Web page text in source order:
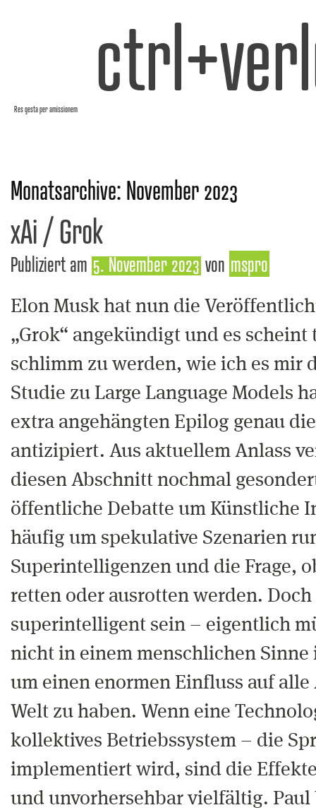
Res gesta per amissionem
Monatsarchive:November 2023
xAi / Grok
Publiziert am 5. November 2023 von mspro
Elon Musk hat nun die
„Grok“ angekündigt und es scheint
schlimm zu werden, wie ich es mir
Studie zu Large Language Models
extra angehängten Epilog genau
antizipiert. Aus aktuellem Anlass
diesen Abschnitt nochmal
öffentliche Debatte um Künstliche
häufig um spekulative Szenarien
Superintelligenzen und die Frage,
retten oder ausrotten werden.
superintelligent sein – eigentlich
nicht in einem menschlichen
um einen enormen Einfluss auf alle
Welt zu haben. Wenn eine
kollektives Betriebssystem – die
implementiert wird, sind die
und unvorhersehbar vielfältig.